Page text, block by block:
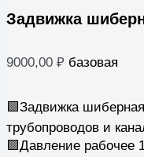
Задвижка
9000,00 ₽ базовая
🟩Задвижка
трубопроводов и
🟩Давление рабочее